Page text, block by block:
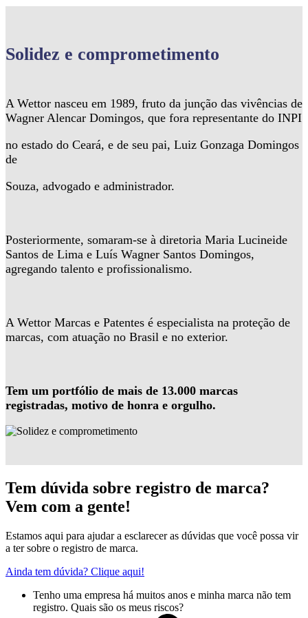
Solidez e comprometimento
A Wettor nasceu em 1989, fruto da junção das vivências de
Wagner Alencar Domingos, que fora representante do INPI
no estado do Ceará, e de seu pai, Luiz Gonzaga Domingos
de
Souza, advogado e administrador.
Posteriormente, somaram-se à diretoria Maria Lucineide
Santos de Lima e Luís Wagner Santos Domingos,
agregando talento e profissionalismo.
A Wettor Marcas e Patentes é especialista na proteção de
marcas, com atuação no Brasil e no exterior.
Tem um portfólio de mais de 13.000 marcas
registradas, motivo de honra e orgulho.
Tem dúvida sobre registro de marca?
Vem com a gente!
Estamos aqui para ajudar a esclarecer as dúvidas que você possa vir
a ter sobre o registro de marca.
Ainda tem dúvida? Clique aqui!
Tenho uma empresa há muitos anos e minha marca não tem
registro. Quais são os meus riscos?